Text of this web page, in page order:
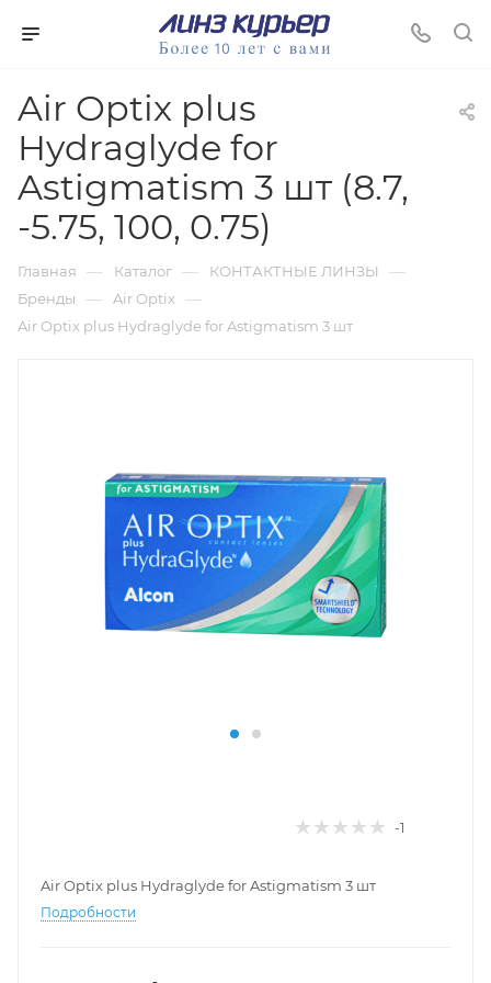
Air Optix plus
Hydraglyde for
Astigmatism 3 шт (8.7,
-5.75, 100, 0.75)
Главная — Каталог — КОНТАКТНЫЕ ЛИНЗЫ —
Бренды — Air Optix —
Air Optix plus Hydraglyde for Astigmatism 3 шт
-1
Air Optix plus Hydraglyde for Astigmatism 3 шт
Подробности